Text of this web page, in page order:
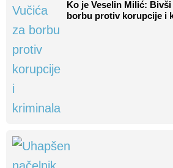
Ko je Veselin Milić:
borbu protiv korupcije i